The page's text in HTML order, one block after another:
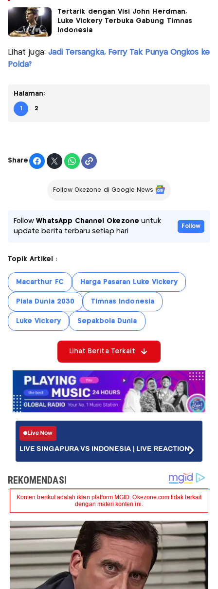
Tertarik dengan Visi John Herdman,
Luke Vickery Terbuka Gabung Timnas
Indonesia
Lihat juga: Jadi Tersangka, Ferry Tak Punya Ongkos ke
Polda?
Halaman:
1 2
Share
Follow Okezone di Google News
FollowWhatsApp Channel Okezone untuk
update berita terbaru setiap hari
Follow
Topik Artikel :
Macarthur FC Harga Pasaran Luke Vickery
Piala Dunia 2030 Timnas Indonesia
Luke Vickery Sepakbola Dunia
Lihat Berita Terkait
Live Now
LIVE SINGAPURA VS INDONESIA | LIVE REACTION